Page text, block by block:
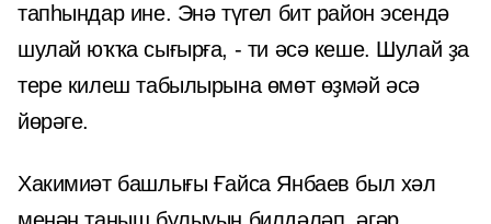
тапһындар ине. Энә түгел бит район эсендә
шулай юҡҡа сығырға, - ти әсә кеше. Шулай ҙа
тере килеш табылырына өмөт өҙмәй әсә
йөрәге.
Хакимиәт башлығы Ғайса Янбаев был хәл